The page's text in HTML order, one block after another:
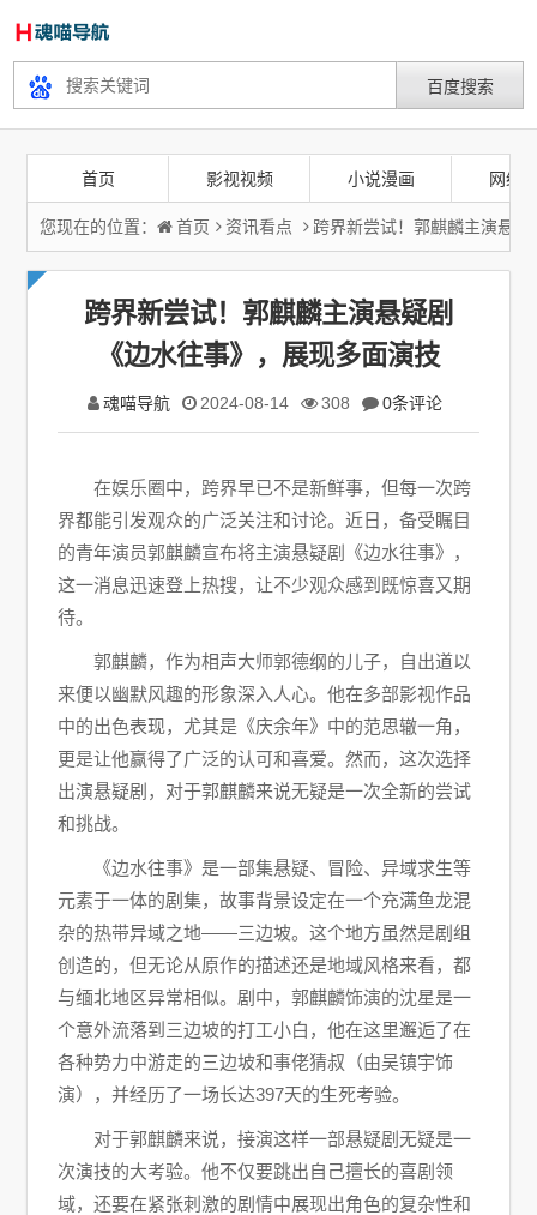
首页 影视视频 小说漫画 网络
您现在的位置： 首页 资讯看点 跨界新尝试！郭麒麟主演悬
跨界新尝试！郭麒麟主演悬疑剧
《边水往事》，展现多面演技
魂喵导航 2024-08-14 308 0条评论
在娱乐圈中，跨界早已不是新鲜事，但每一次跨
界都能引发观众的广泛关注和讨论。近日，备受瞩目
的青年演员郭麒麟宣布将主演悬疑剧《边水往事》，
这一消息迅速登上热搜，让不少观众感到既惊喜又期
待。
郭麒麟，作为相声大师郭德纲的儿子，自出道以
来便以幽默风趣的形象深入人心。他在多部影视作品
中的出色表现，尤其是《庆余年》中的范思辙一角，
更是让他赢得了广泛的认可和喜爱。然而，这次选择
出演悬疑剧，对于郭麒麟来说无疑是一次全新的尝试
和挑战。
《边水往事》是一部集悬疑、冒险、异域求生等
元素于一体的剧集，故事背景设定在一个充满鱼龙混
杂的热带异域之地——三边坡。这个地方虽然是剧组
创造的，但无论从原作的描述还是地域风格来看，都
与缅北地区异常相似。剧中，郭麒麟饰演的沈星是一
个意外流落到三边坡的打工小白，他在这里邂逅了在
各种势力中游走的三边坡和事佬猜叔（由吴镇宇饰
演），并经历了一场长达397天的生死考验。
对于郭麒麟来说，接演这样一部悬疑剧无疑是一
次演技的大考验。他不仅要跳出自己擅长的喜剧领
域，还要在紧张刺激的剧情中展现出角色的复杂性和